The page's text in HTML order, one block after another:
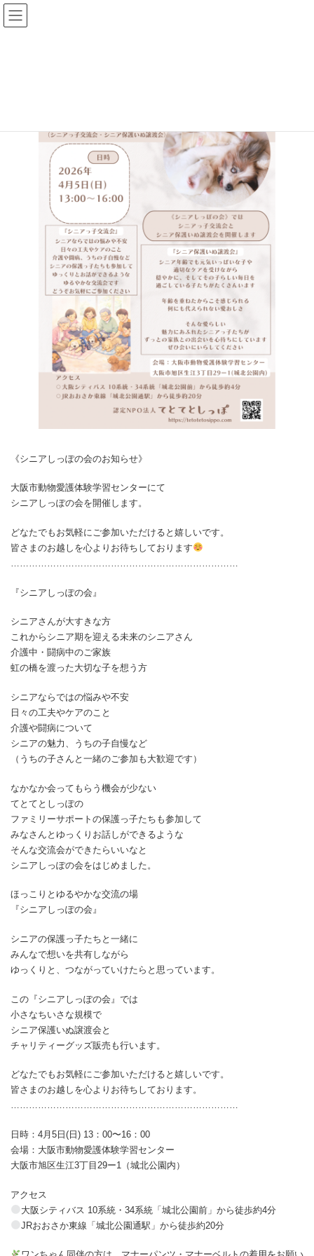
コ
テ
ナ
ゲ
《シニアしっぽの会のお知らせ》
大阪市動物愛護体験学習センターにて
シニアしっぽの会を開催します。
どなたでもお気軽にご参加いただけると嬉しいです。
皆さまのお越しを心よりお待ちしております
『シニアしっぽの会』
シニアさんが大すきな方
これからシニア期を迎える未来のシニアさん
介護中・闘病中のご家族
虹の橋を渡った大切な子を想う方
シニアならではの悩みや不安
日々の工夫やケアのこと
介護や闘病について
シニアの魅力、うちの子自慢など
（うちの子さんと一緒のご参加も大歓迎です）
なかなか会ってもらう機会が少ない
てとてとしっぽの
ファミリーサポートの保護っ子たちも参加して
みなさんとゆっくりお話しができるような
そんな交流会ができたらいいなと
シニアしっぽの会をはじめました。
ほっこりとゆるやかな交流の場
『シニアしっぽの会』
シニアの保護っ子たちと一緒に
みんなで想いを共有しながら
ゆっくりと、つながっていけたらと思っています。
この『シニアしっぽの会』では
小さなちいさな規模で
シニア保護いぬ譲渡会と
チャリティーグッズ販売も行います。
どなたでもお気軽にご参加いただけると嬉しいです。
皆さまのお越しを心よりお待ちしております。
…………………………………………………………………
日時：4月5日(日) 13：00〜16：00
会場：大阪市動物愛護体験学習センター
大阪市旭区生江3丁目29ー1（城北公園内）
アクセス
大阪シティバス 10系統・34系統「城北公園前」から徒歩約4分
JRおおさか東線「城北公園通駅」から徒歩約20分